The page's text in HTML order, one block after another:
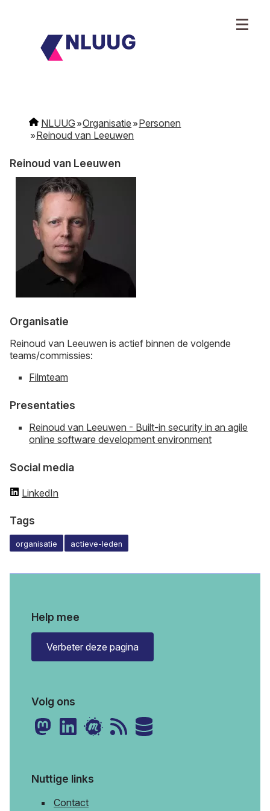
NLUUG Organisatie
Personen
Reinoud van Leeuwen
Reinoud van Leeuwen
Organisatie
Reinoud van Leeuwen is actief binnen de volgende
teams/commissies:
Filmteam
Presentaties
Reinoud van Leeuwen - Built-in security in an agile
online software development environment
Social media
LinkedIn
Tags
organisatie actieve-leden
Help mee
Verbeter deze pagina
Volg ons
Nuttige links
Contact